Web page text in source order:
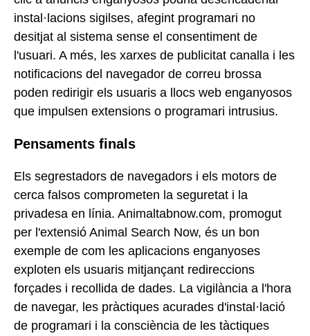
instal·lacions sigilses, afegint programari no
desitjat al sistema sense el consentiment de
l'usuari. A més, les xarxes de publicitat canalla i les
notificacions del navegador de correu brossa
poden redirigir els usuaris a llocs web enganyosos
que impulsen extensions o programari intrusius.
Pensaments finals
Els segrestadors de navegadors i els motors de
cerca falsos comprometen la seguretat i la
privadesa en línia. Animaltabnow.com, promogut
per l'extensió Animal Search Now, és un bon
exemple de com les aplicacions enganyoses
exploten els usuaris mitjançant redireccions
forçades i recollida de dades. La vigilància a l'hora
de navegar, les pràctiques acurades d'instal·lació
de programari i la consciència de les tàctiques